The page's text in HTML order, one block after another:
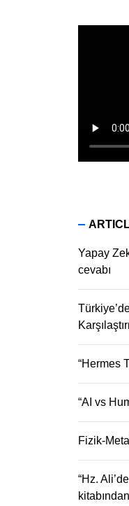
Yapay
cevabı
“Hermes
“AI vs
Fizik-
“Hz.